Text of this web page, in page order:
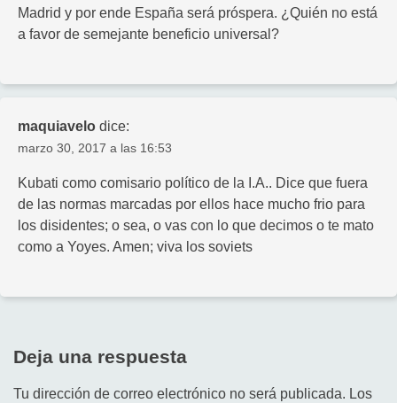
Madrid y por ende España será próspera. ¿Quién no está
a favor de semejante beneficio universal?
maquiavelo dice:
marzo 30, 2017 a las 16:53
Kubati como comisario político de la I.A.. Dice que fuera
de las normas marcadas por ellos hace mucho frio para
los disidentes; o sea, o vas con lo que decimos o te mato
como a Yoyes. Amen; viva los soviets
Deja una respuesta
Tu dirección de correo electrónico no será publicada. Los